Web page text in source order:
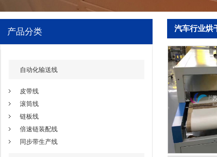
产品分类
自动化输送线
皮带线
滚筒线
链板线
倍速链装配线
同步带生产线
汽车行业烘